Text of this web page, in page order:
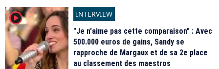
player2
INTERVIEW
"Je n'aime pas cette comparaison" : Avec
500.000 euros de gains, Sandy se
rapproche de Margaux et de sa 2e place
au classement des maestros